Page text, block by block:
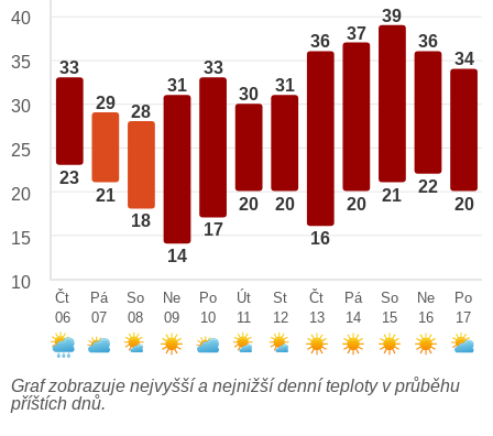
33
23
29
21
28
18
31
14
33
17
30
20
31
20
36
16
37
20
39
21
36
22
34
20
40
35
30
25
20
15
10
Čt
06
Pá
07
So
08
Ne
09
Po
10
Út
11
St
12
Čt
13
Pá
14
So
15
Ne
16
Po
17
Graf zobrazuje nejvyšší a nejnižší denní teploty v průběhu
příštích dnů.